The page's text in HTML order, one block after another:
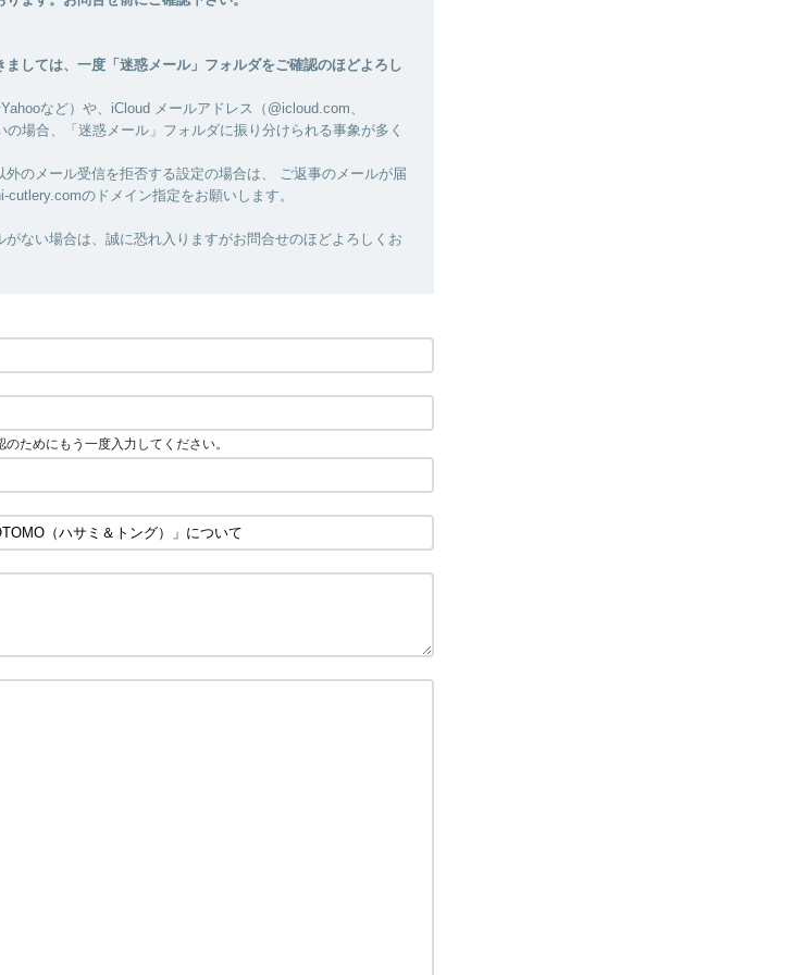
ましては、一度「迷惑メール」フォルダをご確認のほどよろし
など）や、iCloud メールアドレス（@icloud.com、
場合、「迷惑メール」フォルダに振り分けられる事象が多く
外のメール受信を拒否する設定の場合は、 ご返事のメールが届
のドメイン指定をお願いします。
ない場合は、誠に恐れ入りますがお問合せのほどよろしくお
ためにもう一度入力してください。